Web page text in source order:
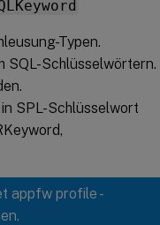
Typen.
SQL-Schlüsselwörtern.
SPL-Schlüsselwort
appfw profile -